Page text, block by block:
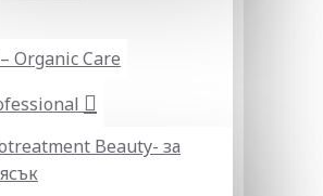
Organic Care
Beauty- за